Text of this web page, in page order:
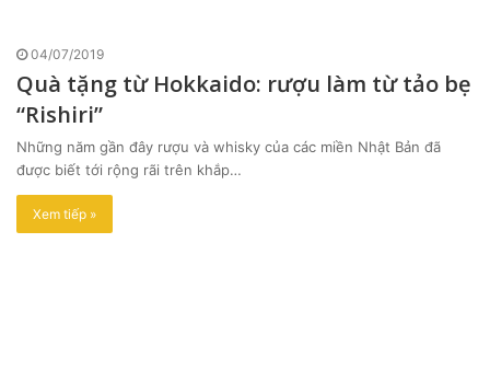
04/07/2019
Quà tặng từ Hokkaido: rượu làm từ tảo bẹ
“Rishiri”
Những năm gần đây rượu và whisky của các miền Nhật Bản đã
được biết tới rộng rãi trên khắp…
Xem tiếp »